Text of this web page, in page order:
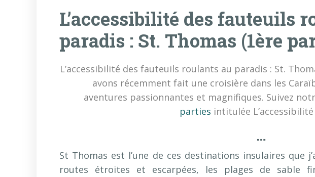
L’accessibilité des fauteuils
paradis : St. Thomas (1ère
L’accessibilité des fauteuils roulants au paradis : St.
avons récemment fait une croisière dans les
aventures passionnantes et magnifiques. Suivez
parties intitulée
…
St Thomas est l’une de ces destinations insulaires que
routes étroites et escarpées, les plages de sable